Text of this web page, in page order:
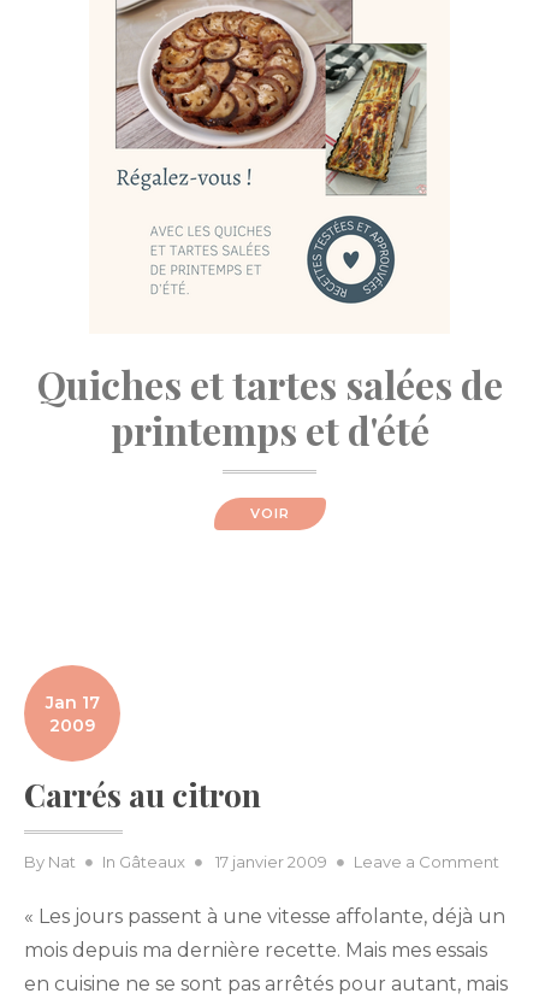
Quiches et tartes salées de
printemps et d'été
VOIR
Jan 17
2009
Carrés au citron
By Nat In Gâteaux
Posted
17 janvier 2009 Leave a Comment
au
« Les jours passent à une vitesse affolante, déjà un
mois depuis ma dernière recette. Mais mes essais
en cuisine ne se sont pas arrêtés pour autant, mais